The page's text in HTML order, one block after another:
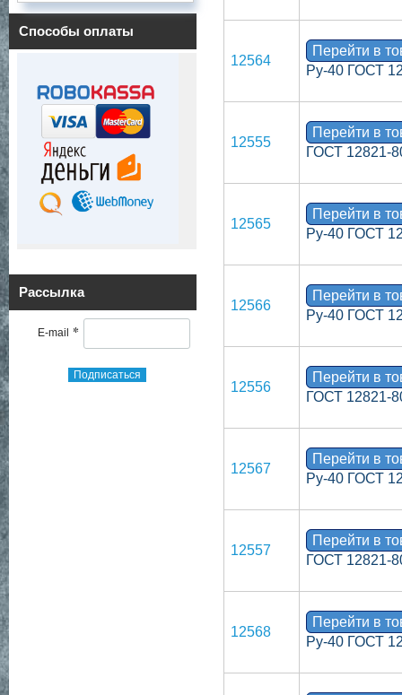
Способы оплаты
Рассылка
E-mail *
Подписаться
12564
Перейти в
Ру-40 ГОСТ
12555
Перейти в
ГОСТ 12821-
12565
Перейти в
Ру-40 ГОСТ
12566
Перейти в
Ру-40 ГОСТ
12556
Перейти в
ГОСТ 12821-
12567
Перейти в
Ру-40 ГОСТ
12557
Перейти в
ГОСТ 12821-
12568
Перейти в
Ру-40 ГОСТ